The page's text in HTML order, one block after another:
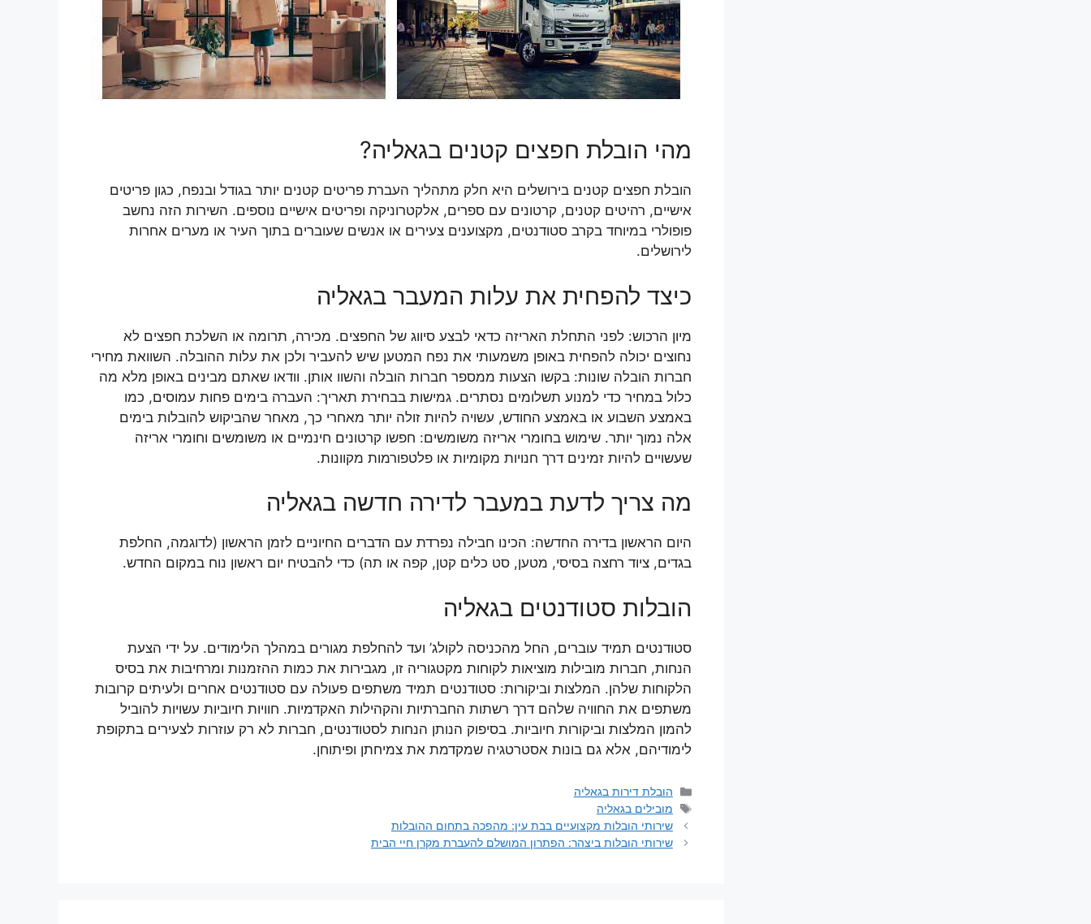
מהי הובלת חפצים קטנים בגאליה?
הובלת חפצים קטנים בירושלים היא חלק מתהליך העברת פריטים קטנים יותר בגודל ובנפח, כגון פריטים
אישיים, רהיטים קטנים, קרטונים עם ספרים, אלקטרוניקה ופריטים אישיים נוספים. השירות הזה נחשב
פופולרי במיוחד בקרב סטודנטים, מקצוענים צעירים או אנשים שעוברים בתוך העיר או מערים אחרות
לירושלים.
כיצד להפחית את עלות המעבר בגאליה
מיון הרכוש: לפני התחלת האריזה כדאי לבצע סיווג של החפצים. מכירה, תרומה או השלכת חפצים לא
נחוצים יכולה להפחית באופן משמעותי את נפח המטען שיש להעביר ולכן את עלות ההובלה. השוואת מחירי
חברות הובלה שונות: בקשו הצעות ממספר חברות הובלה והשוו אותן. וודאו שאתם מבינים באופן מלא מה
כלול במחיר כדי למנוע תשלומים נסתרים. גמישות בבחירת תאריך: העברה בימים פחות עמוסים, כמו
באמצע השבוע או באמצע החודש, עשויה להיות זולה יותר מאחרי כך, מאחר שהביקוש להובלות בימים
אלה נמוך יותר. שימוש בחומרי אריזה משומשים: חפשו קרטונים חינמיים או משומשים וחומרי אריזה
שעשויים להיות זמינים דרך חנויות מקומיות או פלטפורמות מקוונות.
מה צריך לדעת במעבר לדירה חדשה בגאליה
היום הראשון בדירה החדשה: הכינו חבילה נפרדת עם הדברים החיוניים לזמן הראשון (לדוגמה, החלפת
בגדים, ציוד רחצה בסיסי, מטען, סט כלים קטן, קפה או תה) כדי להבטיח יום ראשון נוח במקום החדש.
הובלות סטודנטים בגאליה
סטודנטים תמיד עוברים, החל מהכניסה לקולג’ ועד להחלפת מגורים במהלך הלימודים. על ידי הצעת
הנחות, חברות מובילות מוציאות לקוחות מקטגוריה זו, מגבירות את כמות ההזמנות ומרחיבות את בסיס
הלקוחות שלהן. המלצות וביקורות: סטודנטים תמיד משתפים פעולה עם סטודנטים אחרים ולעיתים קרובות
משתפים את החוויה שלהם דרך רשתות החברתיות והקהילות האקדמיות. חוויות חיוביות עשויות להוביל
להמון המלצות וביקורות חיוביות. בסיפוק הנותן הנחות לסטודנטים, חברות לא רק עוזרות לצעירים בתקופת
לימודיהם, אלא גם בונות אסטרטגיה שמקדמת את צמיחתן ופיתוחן.
קטגוריות
הובלת דירות בגאליה
תגיות
מובילים בגאליה
שירותי הובלות מקצועיים בבת עין: מהפכה בתחום ההובלות
שירותי הובלות ביצהר: הפתרון המושלם להעברת מקרן חיי הבית